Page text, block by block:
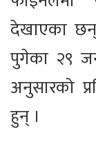
देखाएका छन्
पुगेका २९
अनुसारको
हुन् ।